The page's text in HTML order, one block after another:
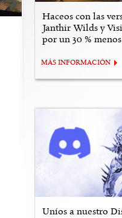
Haceos con las
Janthir Wilds y
por un 30 % menos
MÁS INFORMACIÓN
Uníos a nuestro